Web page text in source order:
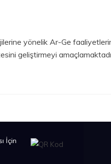
yönelik Ar-Ge
geliştirmeyi
İçin